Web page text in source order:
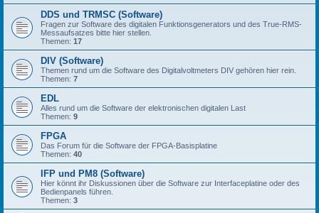
DDS und TRMSC (Software)
Fragen zur Software des digitalen Funktionsgenerators und des True-RMS-
Messaufsatzes bitte hier stellen.
Themen: 17
DIV (Software)
Themen rund um die Software des Digitalvoltmeters DIV gehören hier rein.
Themen: 7
EDL
Alles rund um die Software der elektronischen digitalen Last
Themen: 9
FPGA
Das Forum für die Software der FPGA-Basisplatine
Themen: 40
IFP und PM8 (Software)
Hier könnt ihr Diskussionen über die Software zur Interfaceplatine oder des
Bedienpanels führen.
Themen: 3